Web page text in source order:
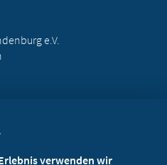
e.V.
verwenden wir